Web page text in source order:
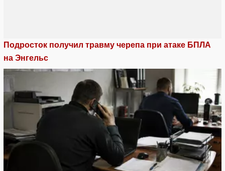
Подросток получил травму черепа при атаке БПЛА
на Энгельс